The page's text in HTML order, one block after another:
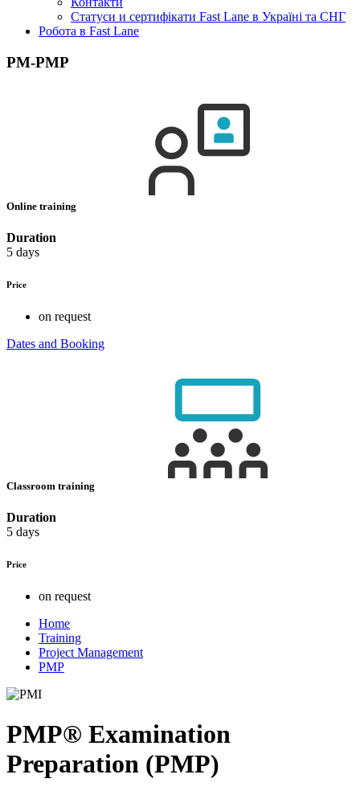
Статуси и сертифікати Fast Lane в Україні та СНГ
Робота в Fast Lane
PM-PMP
Online training
Duration
5 days
Price
on request
Dates and Booking
Classroom training
Duration
5 days
Price
on request
Home
Training
Project Management
PMP
PMP® Examination
Preparation (PMP)